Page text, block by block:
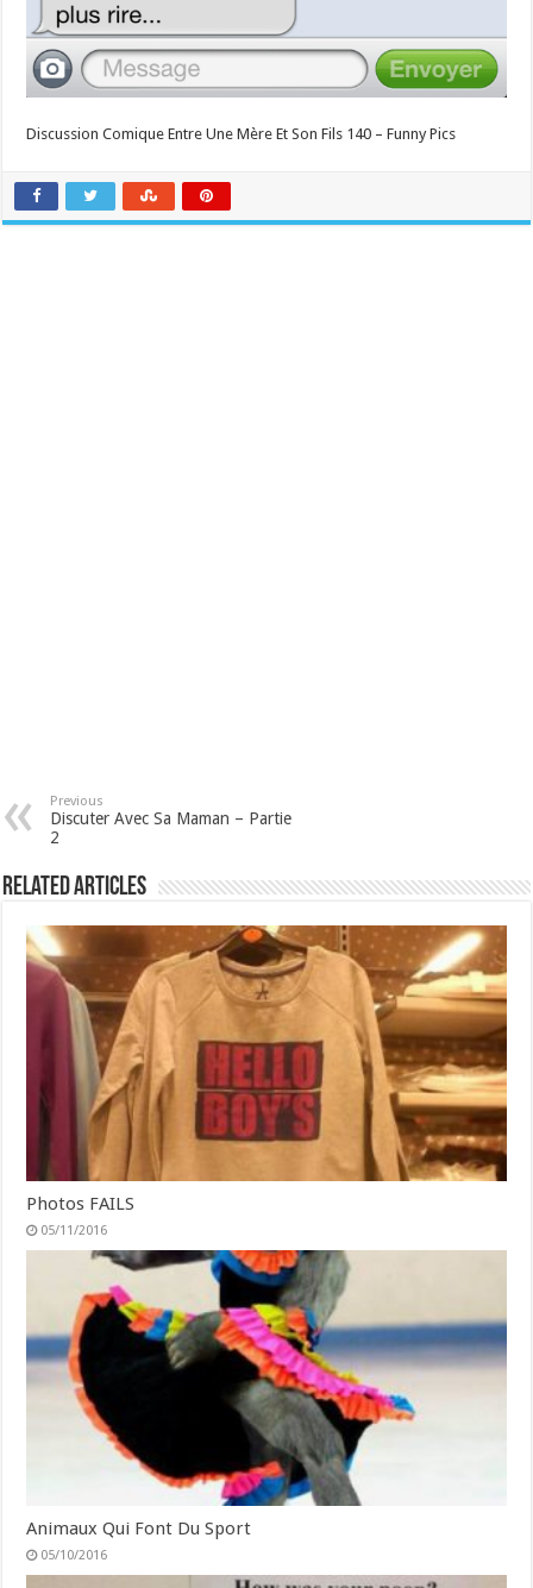
Discussion Comique Entre Une Mère Et Son Fils 140 – Funny Pics
Previous
Discuter Avec Sa Maman – Partie
2
Related Articles
Photos FAILS
05/11/2016
Animaux Qui Font Du Sport
05/10/2016